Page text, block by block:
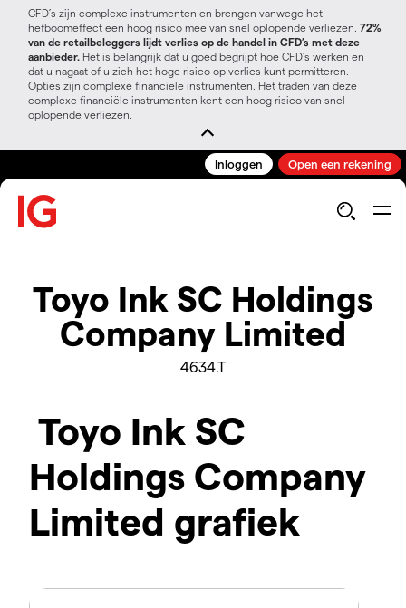
CFD’s zijn complexe instrumenten en brengen vanwege het
hefboomeffect een hoog risico mee van snel oplopende verliezen. 72%
van de retailbeleggers lijdt verlies op de handel in CFD’s met deze
aanbieder. Het is belangrijk dat u goed begrijpt hoe CFD's werken en
dat u nagaat of u zich het hoge risico op verlies kunt permitteren.
Opties zijn complexe financiële instrumenten. Het traden van deze
complexe financiële instrumenten kent een hoog risico van snel
oplopende verliezen.
Inloggen Open een rekening
Toyo Ink SC Holdings
Company Limited
4634.T
Toyo Ink SC
Holdings Company
Limited grafiek